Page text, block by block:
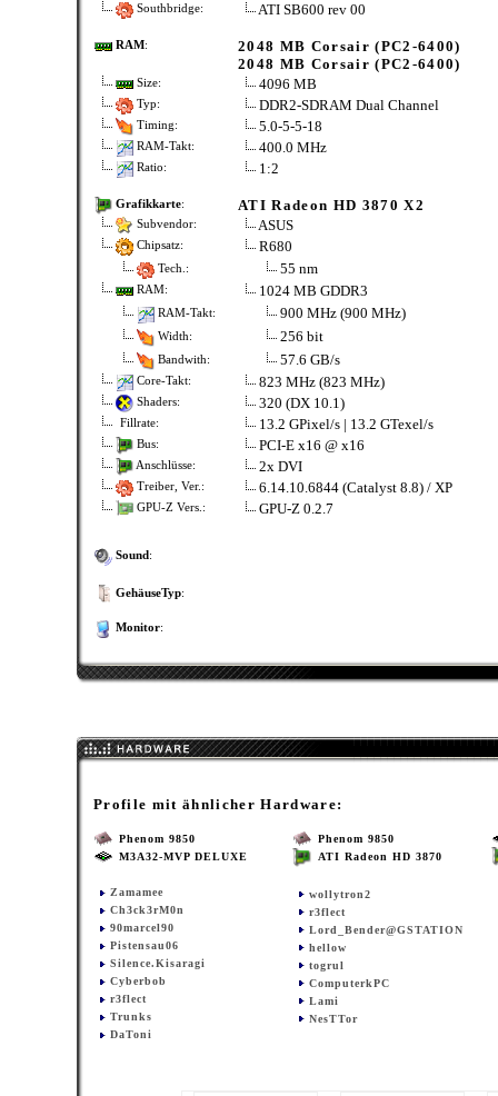
Southbridge: ATI SB600 rev 00
RAM:
2048 MB Corsair (PC2-6400)
2048 MB Corsair (PC2-6400)
Size: 4096 MB
Typ: DDR2-SDRAM Dual Channel
Timing: 5.0-5-5-18
RAM-Takt: 400.0 MHz
Ratio: 1:2
Grafikkarte: ATI Radeon HD 3870 X2
Subvendor: ASUS
Chipsatz: R680
Tech.: 55 nm
RAM: 1024 MB GDDR3
RAM-Takt: 900 MHz (900 MHz)
Width: 256 bit
Bandwith: 57.6 GB/s
Core-Takt: 823 MHz (823 MHz)
Shaders: 320 (DX 10.1)
Fillrate: 13.2 GPixel/s | 13.2 GTexel/s
Bus: PCI-E x16 @ x16
Anschlüsse: 2x DVI
Treiber, Ver.: 6.14.10.6844 (Catalyst 8.8) / XP
GPU-Z Vers.: GPU-Z 0.2.7
Sound:
GehäuseTyp:
Monitor:
Profile mit ähnlicher Hardware:
Phenom 9850
M3A32-MVP DELUXE
Zamamee
Ch3ck3rM0n
90marcel90
Pistensau06
Silence.Kisaragi
Cyberbob
r3flect
Trunks
DaToni
Phenom 9850
ATI Radeon HD 3870
wollytron2
r3flect
Lord_Bender@GSTATION
hellow
togrul
ComputerkPC
Lami
NesTTor